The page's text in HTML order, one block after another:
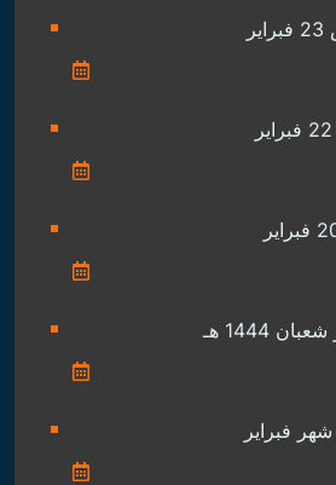
1444 هـ
فبراير